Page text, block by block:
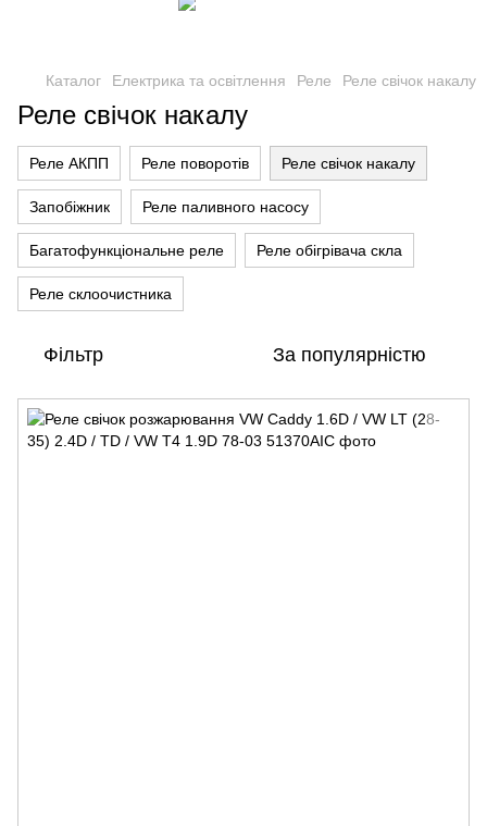
Каталог Електрика та освітлення Реле Реле свічок накалу
Реле свічок накалу
Реле АКПП Реле поворотів Реле свічок накалу
Запобіжник Реле паливного насосу
Багатофункціональне реле Реле обігрівача скла
Реле склоочистника
Фільтр За популярністю